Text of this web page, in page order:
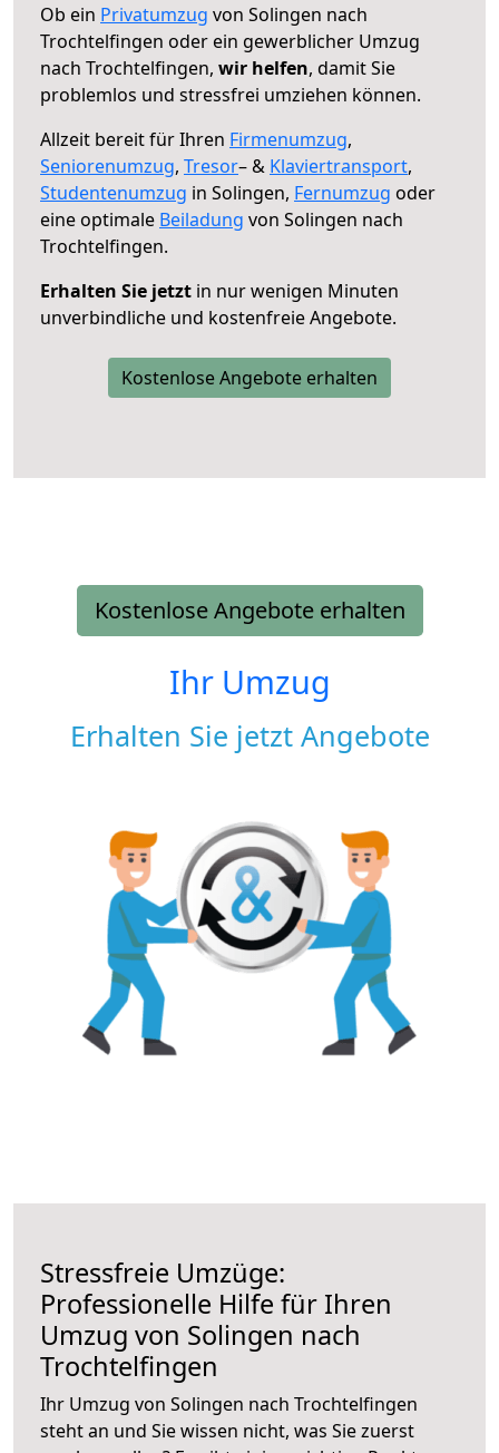
Ob ein Privatumzug von Solingen nach
Trochtelfingen oder ein gewerblicher Umzug
nach Trochtelfingen, wir helfen, damit Sie
problemlos und stressfrei umziehen können.
Allzeit bereit für Ihren Firmenumzug,
Seniorenumzug, Tresor– & Klaviertransport,
Studentenumzug in Solingen, Fernumzug oder
eine optimale Beiladung von Solingen nach
Trochtelfingen.
Erhalten Sie jetzt in nur wenigen Minuten
unverbindliche und kostenfreie Angebote.
Kostenlose Angebote erhalten
Kostenlose Angebote erhalten
Ihr Umzug
Erhalten Sie jetzt Angebote
Stressfreie Umzüge:
Professionelle Hilfe für Ihren
Umzug von Solingen nach
Trochtelfingen
Ihr Umzug von Solingen nach Trochtelfingen
steht an und Sie wissen nicht, was Sie zuerst